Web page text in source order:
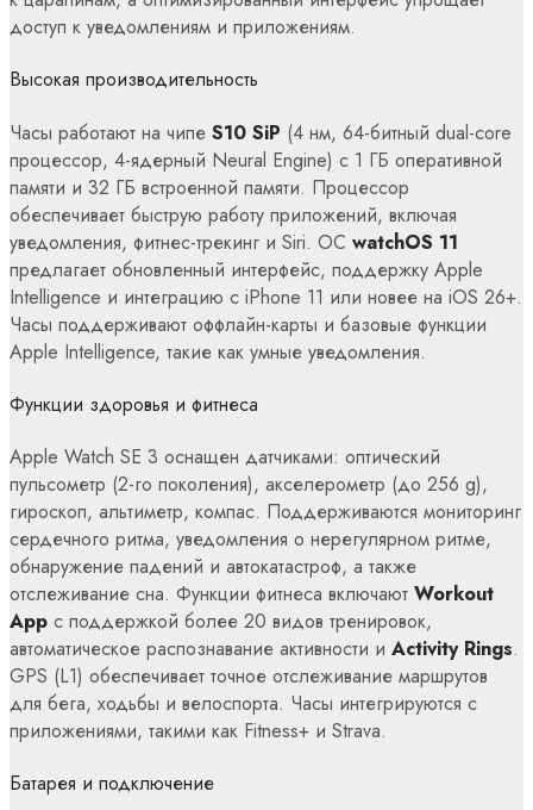
доступ к уведомлениям и приложениям.
Высокая производительность
Часы работают на чипе S10 SiP (4 нм, 64-битный dual-core
процессор, 4-ядерный Neural Engine) с 1 ГБ оперативной
памяти и 32 ГБ встроенной памяти. Процессор
обеспечивает быструю работу приложений, включая
уведомления, фитнес-трекинг и Siri. ОС watchOS 11
предлагает обновленный интерфейс, поддержку Apple
Intelligence и интеграцию с iPhone 11 или новее на iOS 26+.
Часы поддерживают оффлайн-карты и базовые функции
Apple Intelligence, такие как умные уведомления.
Функции здоровья и фитнеса
Apple Watch SE 3 оснащен датчиками: оптический
пульсометр (2-го поколения), акселерометр (до 256 g),
гироскоп, альтиметр, компас. Поддерживаются мониторинг
сердечного ритма, уведомления о нерегулярном ритме,
обнаружение падений и автокатастроф, а также
отслеживание сна. Функции фитнеса включают Workout
App с поддержкой более 20 видов тренировок,
автоматическое распознавание активности и Activity Rings.
GPS (L1) обеспечивает точное отслеживание маршрутов
для бега, ходьбы и велоспорта. Часы интегрируются с
приложениями, такими как Fitness+ и Strava.
Батарея и подключение